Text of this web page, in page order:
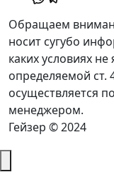
Обращаем
носит сугубо
каких условиях
определяемой ст.
осуществляется
менеджером.
Гейзер © 2024